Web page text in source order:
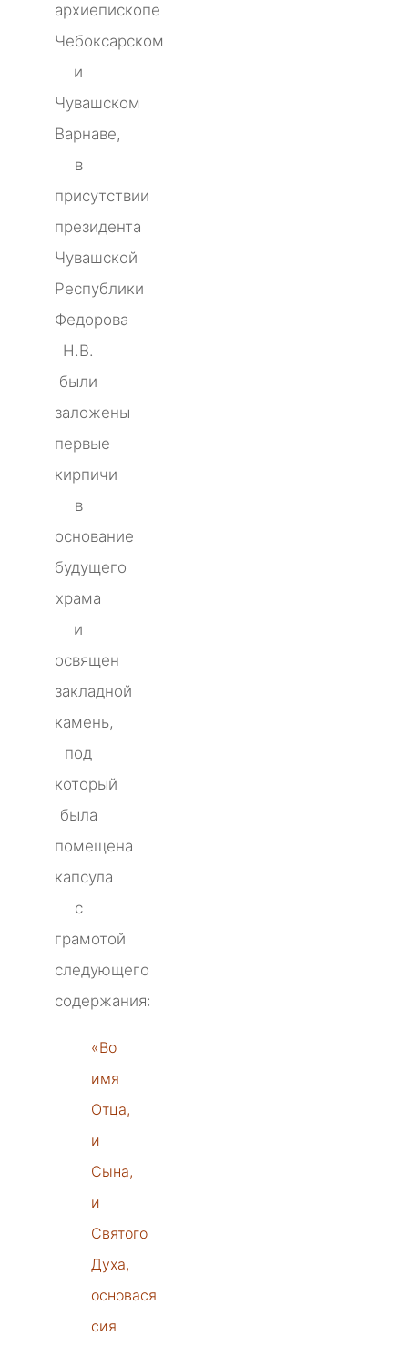
архиепископе
Чебоксарском
и
Чувашском
Варнаве,
в
присутствии
президента
Чувашской
Республики
Федорова
Н.В.
были
заложены
первые
кирпичи
в
основание
будущего
храма
и
освящен
закладной
камень,
под
который
была
помещена
капсула
с
грамотой
следующего
содержания:
«Во
имя
Отца,
и
Сына,
и
Святого
Духа,
основася
сия